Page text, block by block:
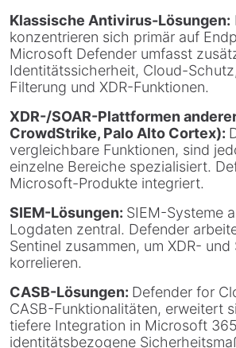
Klassische Antivirus-Lösungen:
konzentrieren sich primär auf
Microsoft Defender umfasst
Identitätssicherheit, Cloud-
Filterung und XDR-Funktionen.
XDR-/SOAR-Plattformen
CrowdStrike, Palo Alto Cortex):
vergleichbare Funktionen, sind
einzelne Bereiche spezialisiert.
Microsoft-Produkte integriert.
SIEM-Lösungen: SIEM-Systeme
Logdaten zentral. Defender
Sentinel zusammen, um XDR-
korrelieren.
CASB-Lösungen: Defender for
CASB-Funktionalitäten, erweitert
tiefere Integration in Microsoft
identitätsbezogene